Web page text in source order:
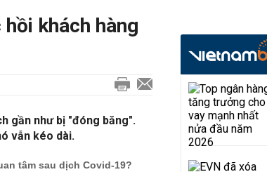
khách hàng
gần như bị "đóng băng".
vẫn kéo dài.
tâm sau dịch Covid-19?